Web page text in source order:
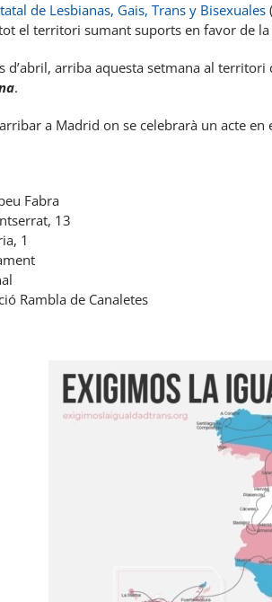
de Lesbianas, Gais, Trans y Bisexuales
el territori sumant suports en favor de
d’abril, arriba aquesta setmana al
.
a Madrid on se celebrarà un acte en
Fabra
13
1
Rambla de Canaletes